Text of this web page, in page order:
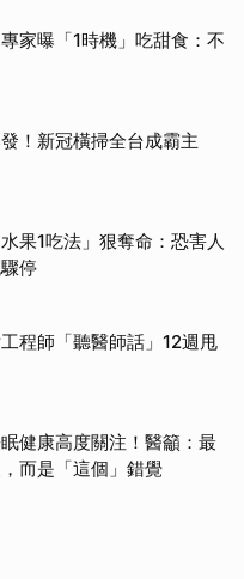
家曝「1時機」吃甜食：不
！新冠橫掃全台成霸主
果1吃法」狠奪命：恐害人
停
程師「聽醫師話」12週甩
健康高度關注！醫籲：最
而是「這個」錯覺